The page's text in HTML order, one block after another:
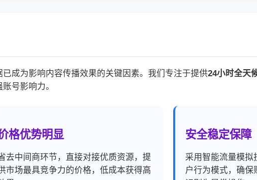
成为影响内容传播效果的关键因素。我们专注于提供24小时全天
号影响力。
格优势明显
去中间商环节，直接对接优质资源，提
市场最具竞争力的价格，低成本获得高
安全稳定保障
采用智能流量模拟
户行为模式，确保